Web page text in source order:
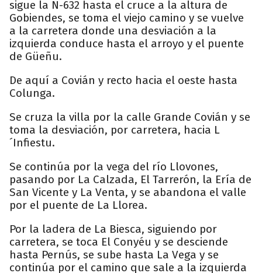
sigue la N-632 hasta el cruce a la altura de
Gobiendes, se toma el viejo camino y se vuelve
a la carretera donde una desviación a la
izquierda conduce hasta el arroyo y el puente
de Güeñu.
De aquí a Covián y recto hacia el oeste hasta
Colunga.
Se cruza la villa por la calle Grande Covián y se
toma la desviación, por carretera, hacia L
´Infiestu.
Se continúa por la vega del río Llovones,
pasando por La Calzada, El Tarrerón, la Ería de
San Vicente y La Venta, y se abandona el valle
por el puente de La Llorea.
Por la ladera de La Biesca, siguiendo por
carretera, se toca El Conyéu y se desciende
hasta Pernús, se sube hasta La Vega y se
continúa por el camino que sale a la izquierda